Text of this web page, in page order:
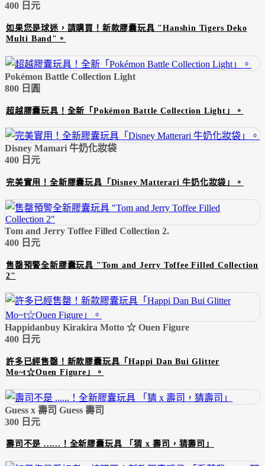
400 日元
如果您是球迷，請購買！新款膠囊玩具 "Hanshin Tigers Deko
Multi Band"。
Pokémon Battle Collection Light
800 日圓
超越膠囊玩具！全新「Pokémon Battle Collection Light」。
Disney Mamari 牛奶化妝袋
400 日元
完美實用！全新膠囊玩具「Disney Matterari 牛奶化妝袋」。
Tom and Jerry Toffee Filled Collection 2.
400 日元
售罄預警全新膠囊玩具 "Tom and Jerry Toffee Filled Collection
2"
Happidanbuy Kirakira Motto ☆ Ouen Figure
400 日元
許多已經售罄！新款膠囊玩具「Happi Dan Bui Glitter
Mo~t☆Ouen Figure」。
Guess x 壽司 Guess 壽司
300 日元
壽司不是 ......！全新膠囊玩具 「猜 x 壽司，猜壽司」